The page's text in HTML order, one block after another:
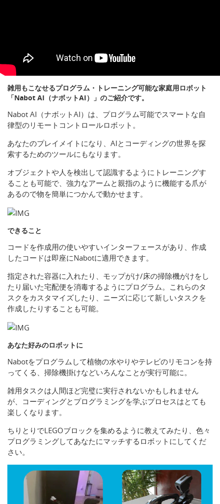
雑用もこなせるプログラム・トレーニング可能な家庭用ロボット
「Nabot AI（ナボットAI）」のご紹介です。
Nabot AI（ナボットAI）は、プログラム可能でスマートな自
律型のリモートコントロールロボット。
あなたのプレイメイトになり、AIとコーディングの世界を探
索するためのツールにもなります。
オブジェクトや人を検出して認識するようにトレーニングす
ることも可能で、強力なアームと親指のように機能する爪が
あるので物を簡単につかんで動かせます。
できること
コードを作成用の使いやすいインターフェースがあり、作成
したコードは即座にNabotに適用できます。
指定された容器に入れたり、モップがけ/床の掃除機がけをし
たり届いた宅配便を消毒するようにプログラム。これらのタ
スクをカスタマイズしたり、ニーズに応じて新しいタスクを
作成したりすることも可能。
あなた好みのロボットに
Nabotをプログラムして植物の水やりやテレビのリモコンを持
ってくる、掃除機掛けなどいろんなことが実行可能に。
雑用タスクは人間ほど完璧に実行されないかもしれません
が、コーディングとプログラミングを学ぶプロセスはとても
楽しくなります。
ちりとりでLEGOブロックを集めるように教えてみたり、色々
プログラミングしてあなたにマッチするロボットにしてくだ
さい。